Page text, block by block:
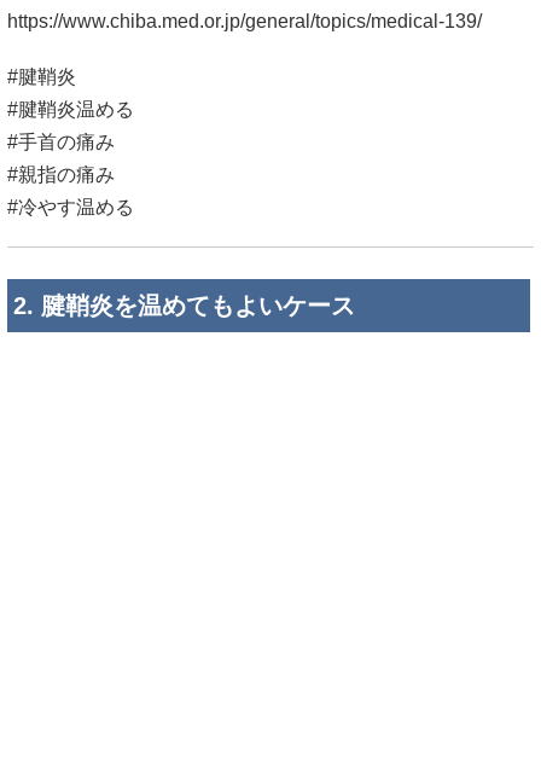
https://www.chiba.med.or.jp/general/topics/medical-139/
#腱鞘炎
#腱鞘炎温める
#手首の痛み
#親指の痛み
#冷やす温める
2. 腱鞘炎を温めてもよいケース